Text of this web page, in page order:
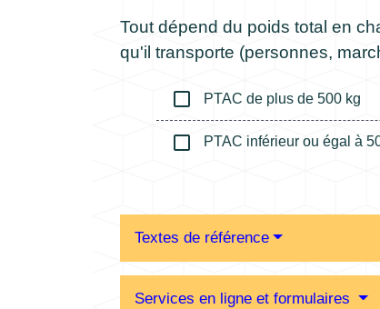
Tout dépend du poids total en
qu'il transporte (personnes,
check_box_outline_blank PTAC de plus de 500 kg
check_box_outline_blank PTAC inférieur ou égal à
Textes de référence
Services en ligne et formulaires